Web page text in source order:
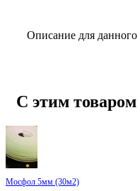
Описание для данного
С этим
Мосфол 5мм (30м2)